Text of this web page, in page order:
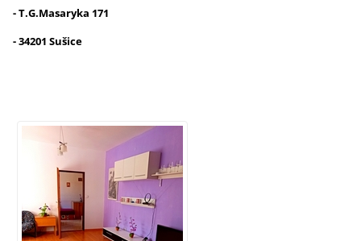
- T.G.Masaryka 171
- 34201 Sušice